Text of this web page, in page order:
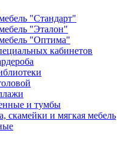
"Стандарт"
"Эталон"
"Оптима"
кабинетов
и тумбы
скамейки и мягкая мебель